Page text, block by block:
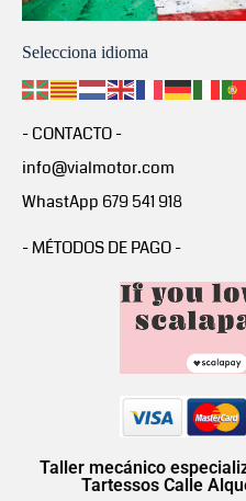
Selecciona idioma
- CONTACTO -
info@vialmotor.com
WhastApp 679 541 918
- MÉTODOS DE PAGO -
Taller mecánico
Tartessos Calle